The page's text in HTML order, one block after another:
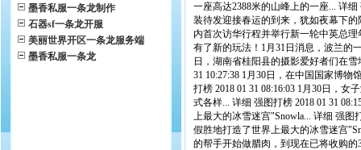
墨香私服一条龙制作
石器sf一条龙开服
美丽世界开区一条龙服务端
墨香私服一条龙
一座高达2388米的山峰上的一座... 详
装待发迎接春运的到来，犹如夜幕下的
内首次访华行程并举行新一轮中英总理
有了新的玩法！1月31日消息，波兰的
日，湖南省桂阳县的摄影爱好者们在
31 10:27:38 1月30日，在中国国家博
打榜 2018 01 31 08:16:03 1月30日，
式各样... 详细 强图打榜 2018 01 31
上最大的冰雪迷宫"Snowla... 详细 强图
假胜地打造了世界上最大的冰雪迷宫
的帮手开始做腊肉，到现在已将收购的